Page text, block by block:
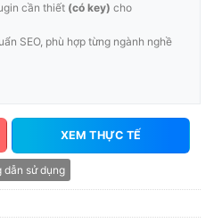
cần thiết (có key) cho
SEO, phù hợp từng ngành nghề
XEM THỰC TẾ
dẫn sử dụng